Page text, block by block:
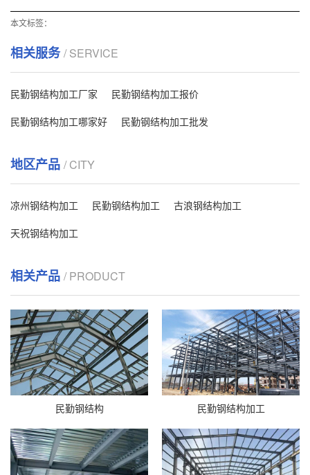
本文标签：
相关服务/ SERVICE
民勤钢结构加工厂家
民勤钢结构加工报价
民勤钢结构加工哪家好
民勤钢结构加工批发
地区产品 / CITY
凉州钢结构加工 民勤钢结构加工
古浪钢结构加工
天祝钢结构加工
相关产品 / PRODUCT
民勤钢结构 民勤钢结构加工